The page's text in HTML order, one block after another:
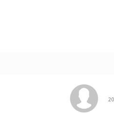
je 5 z 5 hvězdiček.